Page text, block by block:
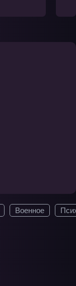
Военное